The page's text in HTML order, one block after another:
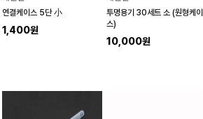
연결케이스 5단 小
1,400원
투명용기 30세트 소 (원형케이
스)
10,000원